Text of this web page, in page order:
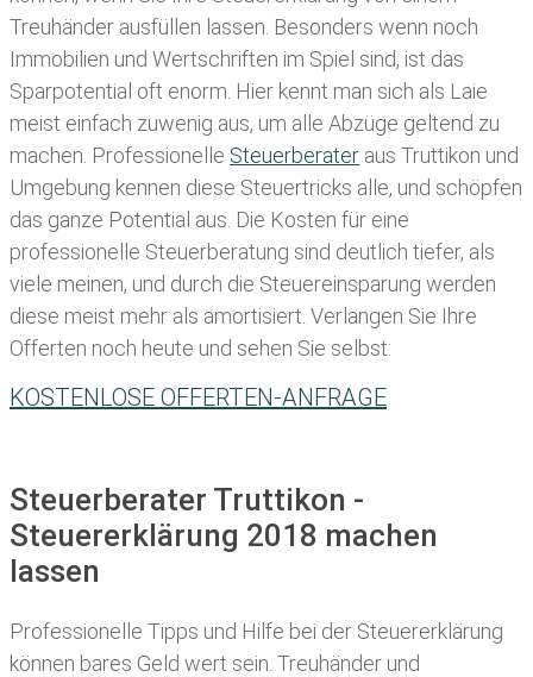
Treuhänder ausfüllen lassen . Besonders wenn noch
Immobilien und Wertschriften im Spiel sind, ist das
Sparpotential oft enorm. Hier kennt man sich als Laie
meist einfach zuwenig aus, um alle Abzüge geltend zu
machen. Professionelle Steuerberater aus Truttikon und
Umgebung kennen diese Steuertricks alle, und schöpfen
das ganze Potential aus. Die Kosten für eine
professionelle Steuerberatung sind deutlich tiefer, als
viele meinen, und durch die Steuereinsparung werden
diese meist mehr als amortisiert. Verlangen Sie Ihre
Offerten noch heute und sehen Sie selbst:
KOSTENLOSE OFFERTEN-ANFRAGE
Steuerberater Truttikon -
Steuererklärung 2018 machen
lassen
Professionelle Tipps und Hilfe bei der Steuererklärung
können bares Geld wert sein. Treuhänder und